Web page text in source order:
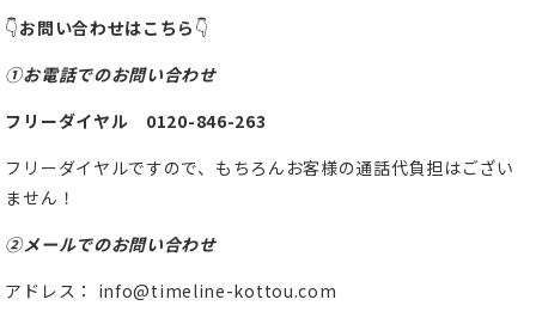
👇お問い合わせはこちら 👇
①お電話でのお問い合わせ
フリーダイヤル 0120-846-263
フリーダイヤルですので、もちろんお客様の通話代負担はござい
ません！
②メールでのお問い合わせ
アドレス： info@timeline-kottou.com